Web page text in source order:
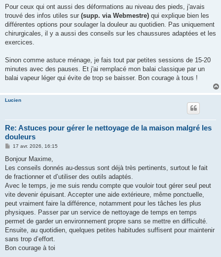
Pour ceux qui ont aussi des déformations au niveau des pieds, j'avais
trouvé des infos utiles sur (supp. via Webmestre) qui explique bien les
différentes options pour soulager la douleur au quotidien. Pas uniquement
chirurgicales, il y a aussi des conseils sur les chaussures adaptées et les
exercices.
Sinon comme astuce ménage, je fais tout par petites sessions de 15-20
minutes avec des pauses. Et j'ai remplacé mon balai classique par un
balai vapeur léger qui évite de trop se baisser. Bon courage à tous !
Lucien
Re: Astuces pour gérer le nettoyage de la maison malgré les
douleurs
M
s
a
g
17 avr. 2026, 16:15
Bonjour Maxime,
Les conseils donnés au-dessus sont déjà très pertinents, surtout le fait
de fractionner et d’utiliser des outils adaptés.
Avec le temps, je me suis rendu compte que vouloir tout gérer seul peut
vite devenir épuisant. Accepter une aide extérieure, même ponctuelle,
peut vraiment faire la différence, notamment pour les tâches les plus
physiques. Passer par un service de nettoyage de temps en temps
permet de garder un environnement propre sans se mettre en difficulté.
Ensuite, au quotidien, quelques petites habitudes suffisent pour maintenir
sans trop d’effort.
Bon courage à toi